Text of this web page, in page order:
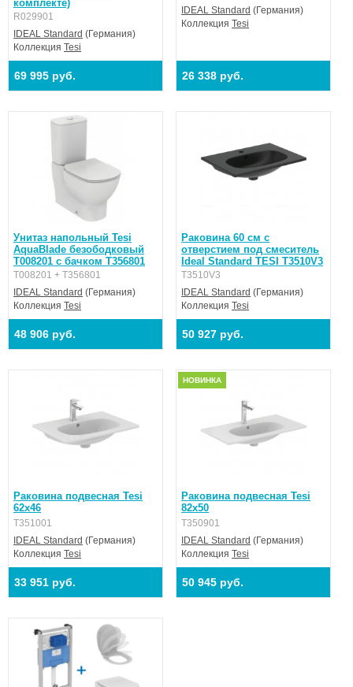
комплекте)
R029901
IDEAL Standard (Германия)
Коллекция Tesi
69 995 руб.
IDEAL Standard (Германия)
КоллекцияTesi
26 338 руб.
Унитаз напольный Tesi
AquaBlade безободковый
T008201 с бачком T356801
T008201 + T356801
IDEAL Standard (Германия)
Коллекция Tesi
48 906 руб.
Раковина 60 см с
отверстием под смеситель
Ideal Standard TESI T3510V3
T3510V3
IDEAL Standard (Германия)
КоллекцияTesi
50 927 руб.
Раковина подвесная Tesi
62x46
T351001
IDEAL Standard (Германия)
Коллекция Tesi
33 951 руб.
Раковина подвесная Tesi
82x50
T350901
IDEAL Standard (Германия)
КоллекцияTesi
50 945 руб.
НОВИНКА